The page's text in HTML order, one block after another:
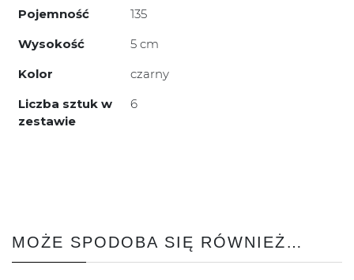
Pojemność
135
Wysokość
5 cm
Kolor
czarny
Liczba sztuk w
zestawie
6
MOŻE SPODOBA SIĘ RÓWNIEŻ…